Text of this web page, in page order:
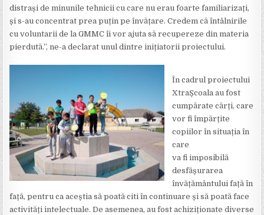
distrași de minunile tehnicii cu care nu erau foarte familiarizați,
și s-au concentrat prea puțin pe învățare. Credem că întâlnirile
cu voluntarii de la GMMC îi vor ajuta să recupereze din materia
pierdută.”, ne-a declarat unul dintre inițiatorii proiectului.
În cadrul proiectului
XtraȘcoala au fost
cumpărate cărți, care
vor fi împărțite
copiilor în situația în
care
va fi imposibilă
desfășurarea
învățământului față în
față, pentru ca aceștia să poată citi în continuare și să poată face
activități intelectuale. De asemenea, au fost achiziționate diverse